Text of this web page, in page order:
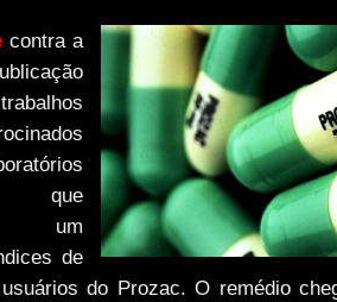
contra a
que
um
de
do Prozac. O remédio